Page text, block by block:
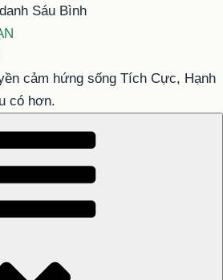
cảm hứng sống Tích Cực, Hạnh
có hơn.